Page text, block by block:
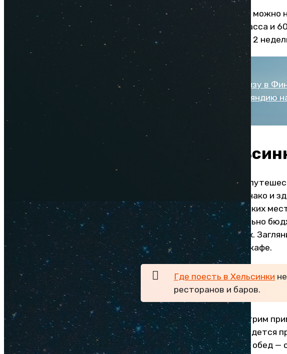
Добраться из Петербурга
сторону для вагонов 2 класса и
покупки — как минимум за 2
Как получить визу в
Поездка в Финляндию
Отдых в
Еда и напитки отнимут у
довольно много денег, однако и
ресторанов в туристических
UniCafe) — в них значительно
многочисленных кебабных.
любопытных и недорогих кафе.
Где поесть в Хельсинки
ресторанов и баров.
Итак, для начала рассмотрим
заведениях. Завтрак обойдется
он включен в стоимость), обед —